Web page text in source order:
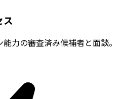
ス
力の審査済み候補者と面談。